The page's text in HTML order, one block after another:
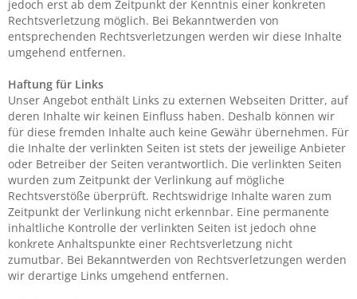
jedoch erst ab dem Zeitpunkt der Kenntnis einer konkreten
Rechtsverletzung möglich. Bei Bekanntwerden von
entsprechenden Rechtsverletzungen werden wir diese Inhalte
umgehend entfernen.
Haftung für Links
Unser Angebot enthält Links zu externen Webseiten Dritter, auf
deren Inhalte wir keinen Einfluss haben. Deshalb können wir
für diese fremden Inhalte auch keine Gewähr übernehmen. Für
die Inhalte der verlinkten Seiten ist stets der jeweilige Anbieter
oder Betreiber der Seiten verantwortlich. Die verlinkten Seiten
wurden zum Zeitpunkt der Verlinkung auf mögliche
Rechtsverstöße überprüft. Rechtswidrige Inhalte waren zum
Zeitpunkt der Verlinkung nicht erkennbar. Eine permanente
inhaltliche Kontrolle der verlinkten Seiten ist jedoch ohne
konkrete Anhaltspunkte einer Rechtsverletzung nicht
zumutbar. Bei Bekanntwerden von Rechtsverletzungen werden
wir derartige Links umgehend entfernen.